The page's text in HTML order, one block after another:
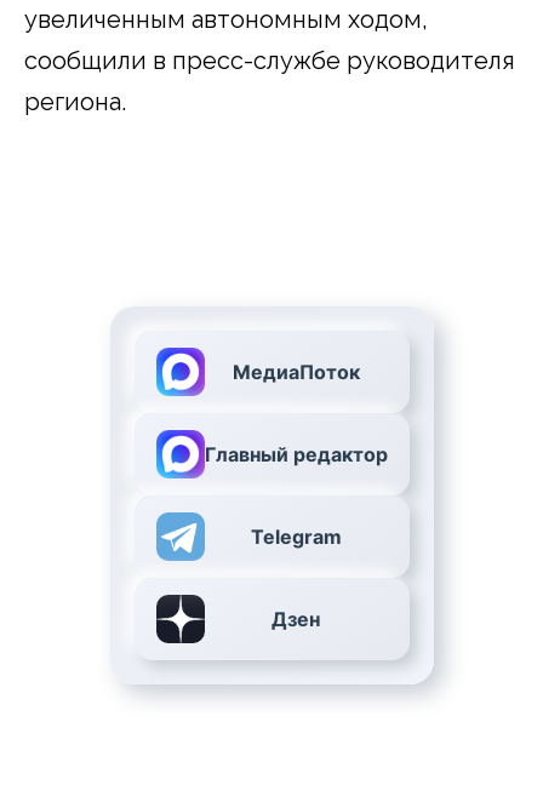
увеличенным автономным ходом,
сообщили в пресс-службе руководителя
региона.
МедиаПоток
Главный редактор
Telegram
Дзен